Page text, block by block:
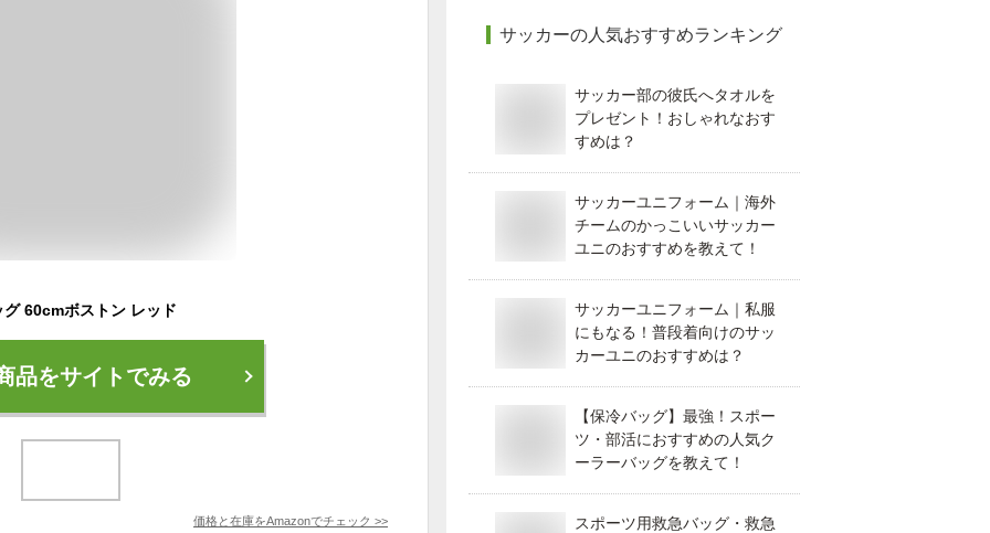
60cmボストン レッド
品をサイトでみる
価格と在庫をAmazonでチェック >>
サッカーの人気おすすめランキング
サッカー部の彼氏へタオルを
プレゼント！おしゃれなおす
すめは？
サッカーユニフォーム｜海外
チームのかっこいいサッカー
ユニのおすすめを教えて！
サッカーユニフォーム｜私服
にもなる！普段着向けのサッ
カーユニのおすすめは？
【保冷バッグ】最強！スポー
ツ・部活におすすめの人気ク
ーラーバッグを教えて！
スポーツ用救急バッグ・救急